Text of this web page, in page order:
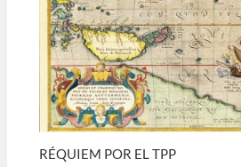
RÉQUIEM POR EL TPP